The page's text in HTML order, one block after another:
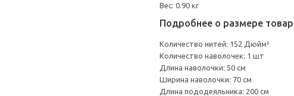
Вес: 0.90 кг
Подробнее о размере
Количество нитей: 152 Дюйм²
Количество наволочек: 1 шт
Длина наволочки: 50 см
Ширина наволочки: 70 см
Длина пододеяльника: 200 см